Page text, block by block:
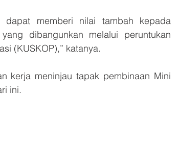
dapat memberi nilai tambah kepada
dibangunkan melalui peruntukan
(KUSKOP),” katanya.
kerja meninjau tapak pembinaan Mini
ini.